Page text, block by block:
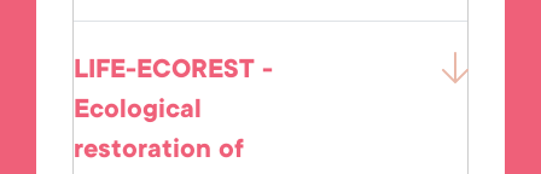
LIFE-ECOREST -
Ecological
restoration of